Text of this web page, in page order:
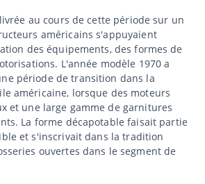
au cours de cette période sur un
américains s'appuyaient
des équipements, des formes de
L'année modèle 1970 a
période de transition dans la
américaine, lorsque des moteurs
et une large gamme de garnitures
La forme décapotable faisait partie
et s'inscrivait dans la tradition
ouvertes dans le segment de